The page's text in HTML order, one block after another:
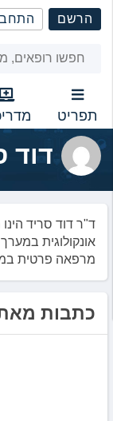
שִׂים
לֵב:
מַעֲרֶכֶת
נָגִישׁ
בִּקְלִיק
הַמְּסַיַּעַת
לִנְגִישׁוּת
הרשם
תפריט
דוד
ד"ר דוד סריד
אונקולוגית
מרפאה פרטית
כתבות